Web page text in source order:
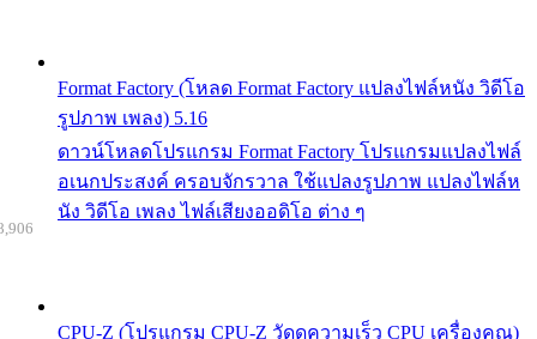
Format Factory (โหลด Format Factory แปลงไฟล์หนัง วิดีโอ
รูปภาพ เพลง) 5.16
ดาวน์โหลดโปรแกรม Format Factory โปรแกรมแปลงไฟล์
อเนกประสงค์ ครอบจักรวาล ใช้แปลงรูปภาพ แปลงไฟล์ห
นัง วิดีโอ เพลง ไฟล์เสียงออดิโอ ต่าง ๆ
CPU-Z (โปรแกรม CPU-Z วัดดูความเร็ว CPU เครื่องคุณ)